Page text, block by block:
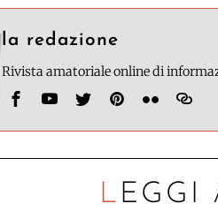
la redazione
Rivista amatoriale online di